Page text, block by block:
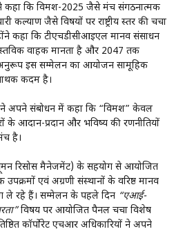
कहा कि विमर्श-2025 जैसे मंच संगठनात्मक
कल्याण जैसे विषयों पर राष्ट्रीय स्तर की चर्चा
कहा कि टीएचडीसीआईएल मानव संसाधन
वाहक मानता है और 2047 तक
इस सम्मेलन का आयोजन सामूहिक
कदम है।
अपने संबोधन में कहा कि “विमर्श” केवल
के आदान-प्रदान और भविष्य की रणनीतियों
है।
रिसोर्स मैनेजमेंट) के सहयोग से आयोजित
उपक्रमों एवं अग्रणी संस्थानों के वरिष्ठ मानव
ले रहे हैं। सम्मेलन के पहले दिन “एआई-
विषय पर आयोजित पैनल चर्चा विशेष
कॉर्पोरेट एचआर अधिकारियों ने अपने